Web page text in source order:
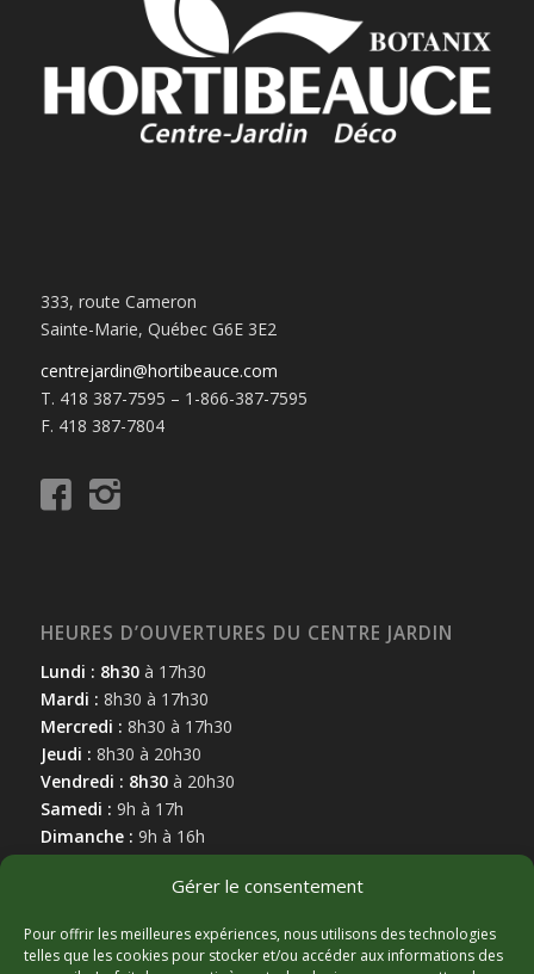
Gérer le consentement
Pour offrir les meilleures expériences, nous utilisons des technologies
telles que les cookies pour stocker et/ou accéder aux informations des
333, route Cameron
Sainte-Marie, Québec G6E 3E2
centrejardin@hortibeauce.com
T. 418 387-7595 – 1-866-387-7595
F. 418 387-7804
HEURES D’OUVERTURES DU CENTRE JARDIN
Lundi : 8h30à 17h30
Mardi : 8h30 à 17h30
Mercredi : 8h30 à 17h30
Jeudi : 8h30 à 20h30
Vendredi : 8h30à 20h30
Samedi : 9h à 17h
Dimanche : 9h à 16h